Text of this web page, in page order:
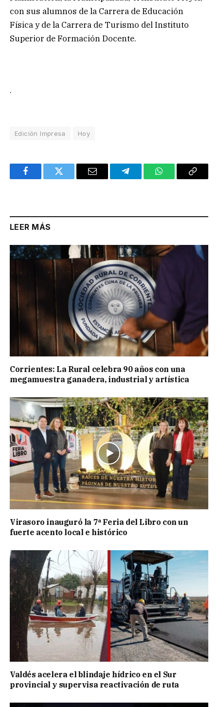
con sus alumnos de la Carrera de Educación
Física y de la Carrera de Turismo del Instituto
Superior de Formación Docente.
.
Edición Impresa Hoy
FacebookTwitter Email TelegramWhatsAppCopy
LEER MÁS
Corrientes: La Rural celebra 90 años con una
megamuestra ganadera, industrial y artística
Virasoro inauguró la 7ª Feria del Libro con un
fuerte acento local e histórico
Valdés acelera el blindaje hídrico en el Sur
provincial y supervisa reactivación de ruta